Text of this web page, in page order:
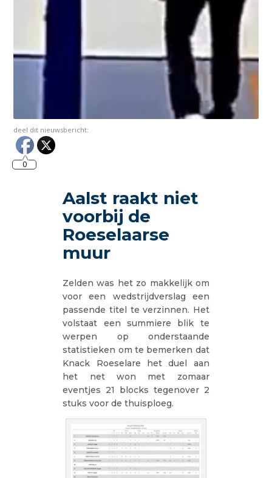
deel dit nieuwsbericht:
0
Aalst raakt niet
voorbij de
Roeselaarse
muur
Zelden was het zo makkelijk om
voor een wedstrijdverslag een
passende titel te verzinnen. Het
volstaat een summiere blik te
werpen op onderstaande
statistieken om te bemerken dat
Knack Roeselare het duel aan
het net won met zomaar
eventjes 21 blocks tegenover 2
stuks voor de thuisploeg.